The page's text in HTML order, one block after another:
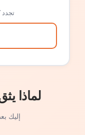
تجدد كل 6 أشهر
لماذا
إليك